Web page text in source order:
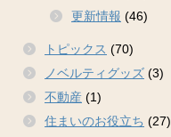
更新情報 (46)
トピックス (70)
ノベルティグッズ (3)
不動産 (1)
住まいのお役立ち (27)